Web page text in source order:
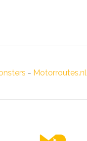
- Motorroutes.nl